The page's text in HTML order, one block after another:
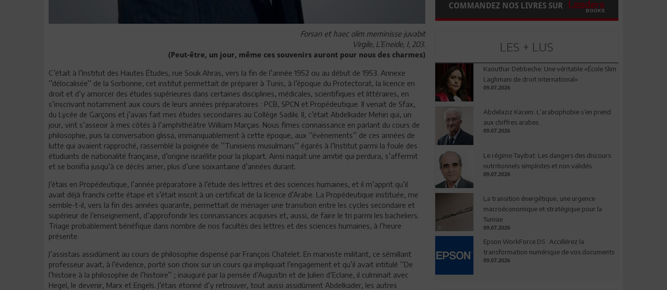
Forsan et haec olim meminisse juvabit
Virgile, L’Eneide, I, 203.
(Peut-être, un jour, même ces souvenirs auront pour nous des charmes)
C’était à l’Institut des Hautes Études, rue Souk Ahras, vers la fin de l’année 1952 ou au début de 1953. Annexe
’’délocalisée’’ de la Sorbonne, cet institut permettait de préparer à Tunis, à l’époque du Protectorat, la licence en
droit et d’y amorcer des études supérieures dans certaines disciplines, médicales, scientifiques et littéraires, en
s’inscrivant notamment aux cours de leurs années préparatoires : PCB, SPCN et Propédeutique. Il venait de Sfax,
du Lycée de Garçons et j’avais fait mes études secondaires au Collège Sadiki. Il, c’était Abdelkader Mehiri qui, un
jour, vint s’asseoir à mes côtés à l’amphithéâtre William Marçais. Nous fîmes connaissance en parlant du cours de
philosophie, puis la conversation glissa, immanquablement à cette époque, aux ’’évènements’’ de ces années de
lutte qui avaient rapproché, rassemblé la poignée de ’’Tunisiens musulmans’’ égarés à l’Institut parmi la foule des
étudiants de nationalité française, d’origine israélite pour la plupart. Ainsi naquit une amitié qui perdura, s’affermit
et se bonifia jusqu’à ce décès amer, plus d’une soixantaine d’années durant.
J’étais en Propédeutique, l’année préparatoire à l’étude des lettres et des sciences humaines, et il m’apprit qu’il
avait déjà franchi cette étape et s’était inscrit à un certificat de la licence d’Arabe. La Propédeutique instituée, me
semble-t-il, vers la fin des années quarante, permettait de ménager une transition entre les cycles secondaire et
supérieur de l’enseignement, d’approfondir les connaissances acquises et, aussi, de faire le tri parmi les bacheliers.
Triage probablement bénéfique dans nombre de nos facultés des lettres et des sciences humaines, à l’heure
présente.
J’assistais assidûment au cours de philosophie dispensé par François Chatelet. En marxiste militant, ce sémillant
professeur avait, à l’évidence, porté son choix sur un cours qui impliquait l’engagement et qu’il avait intitulé ’’De
l’histoire à la philosophie de l’histoire’’ ; inauguré par la pensée d’Augustin et de Julien d’Eclane, il culminait avec
Hegel, le devenir, Marx et Engels. J’étais étonné d’y retrouver, tout aussi assidûment Abdelkader, les autres
COMMANDEZ NOS LIVRES SUR
LES + LUS
Kaouthar Debbeche: Une véritable «École Slim
Laghmani de droit international»
09.07.2026
Abdelaziz Kacem: L’arabophobie s’en prend
aux chiffres arabes
09.07.2026
Le régime Tayibat: Les dangers des discours
nutritionnels simplistes et non validés
09.07.2026
La transition énergétique, une urgence
macroéconomique et stratégique pour la
Tunisie
09.07.2026
Epson WorkForce DS : Accélérez la
transformation numérique de vos documents
09.07.2026